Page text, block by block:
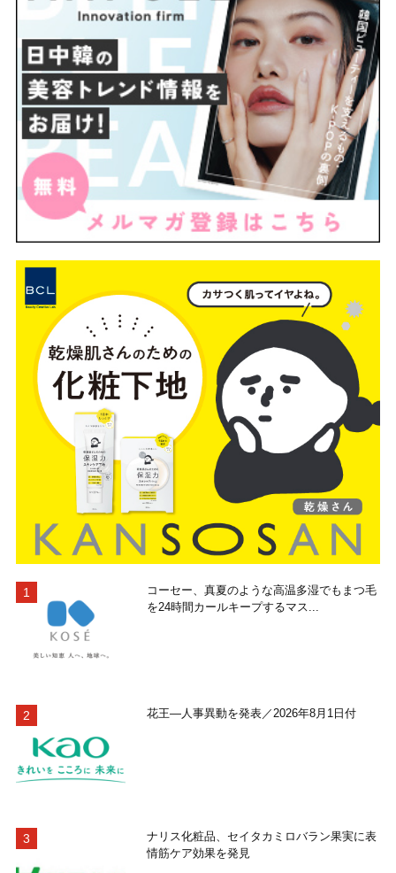
コーセー、真夏のような高温多湿でもまつ毛
を24時間カールキープするマス...
花王―人事異動を発表／2026年8月1日付
ナリス化粧品、セイタカミロバラン果実に表
情筋ケア効果を発見